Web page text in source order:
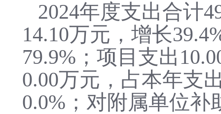
2024年度支出合计
14.10万元，增长
79.9%；项目支出
0.00万元，占本年支
0.0%；对附属单位补